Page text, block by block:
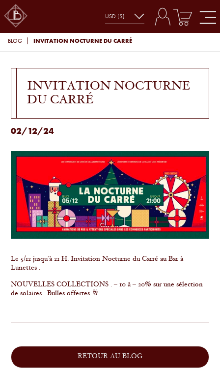
BLOG INVITATION NOCTURNE DU CARRÉ
INVITATION NOCTURNE
DU CARRÉ
02/12/24
Le 5/12 jusqu’à 21 H. Invitation Nocturne du Carré au Bar à
Lunettes .
NOUVELLES COLLECTIONS . – 10 à – 20% sur une sélection
de solaires . Bulles offertes 🥂
RETOUR AU BLOG